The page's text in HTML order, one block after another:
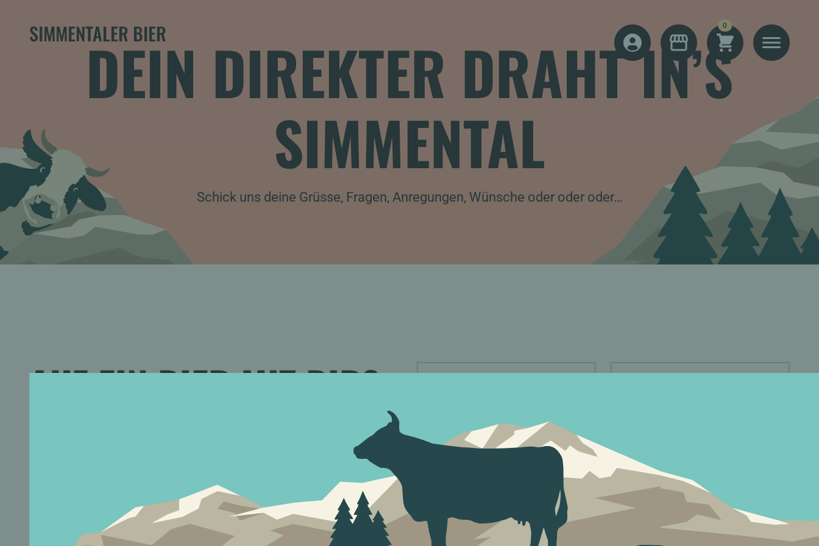
SIMMENTALER BIER LOG IN SHOP
SHOPPING CART
0 items
MENU
DEIN DIREKTER DRAHT IN’S
SIMMENTAL
Schick uns deine Grüsse, Fragen, Anregungen, Wünsche oder oder oder…
AUF EIN BIER MIT DIR?
Für dich war nichts Passendes dabei? Dann kontaktiere uns